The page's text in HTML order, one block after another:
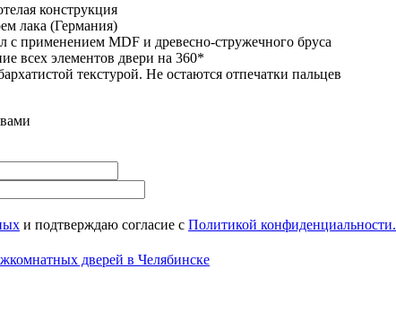
конструкция
лака (Германия)
применением MDF и древесно-стружечного бруса
всех элементов двери на 360*
текстурой. Не остаются отпечатки пальцев
и подтверждаю согласие с Политикой конфиденциальности.